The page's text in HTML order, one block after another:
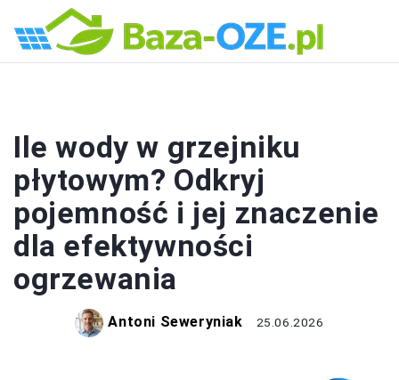
Ile wody w grzejniku
płytowym? Odkryj
pojemność i jej znaczenie
dla efektywności
ogrzewania
Antoni Seweryniak 25.06.2026